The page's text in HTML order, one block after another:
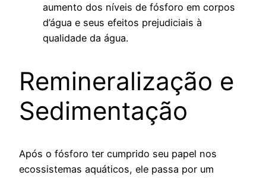
aumento dos níveis de fósforo em corpos
d’água e seus efeitos prejudiciais à
qualidade da água.
Remineralização e
Sedimentação
Após o fósforo ter cumprido seu papel nos
ecossistemas aquáticos, ele passa por um